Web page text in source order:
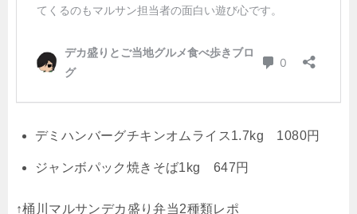
デミハンバーグチキンオムライス1.7kg 1080円
ジャンボパック焼きそば1kg 647円
↑桶川マルサンデカ盛り弁当2種類レポ